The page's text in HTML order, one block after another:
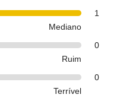
1
Mediano
0
Ruim
0
Terrível